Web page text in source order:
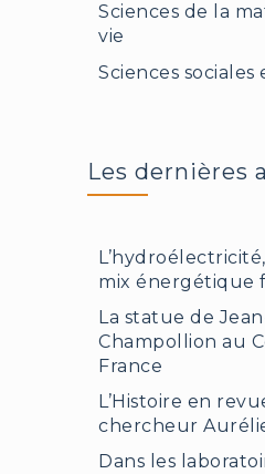
Sciences de la
vie
Sciences
Les dernières
mix énergétique
La statue de
Champollion au
France
L’Histoire en
chercheur
Dans les